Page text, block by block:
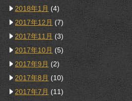
2018年1月 (4)
2017年12月 (7)
2017年11月 (3)
2017年10月 (5)
2017年9月 (2)
2017年8月 (10)
2017年7月 (11)